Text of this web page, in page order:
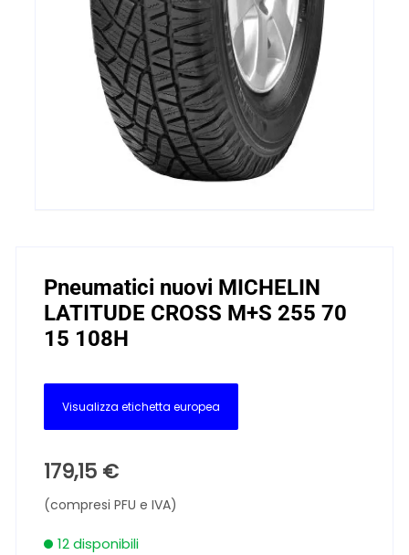
Pneumatici nuovi MICHELIN
LATITUDE CROSS M+S 255 70
15 108H
Visualizza etichetta europea
179,15 €
(compresi PFU e IVA)
12 disponibili